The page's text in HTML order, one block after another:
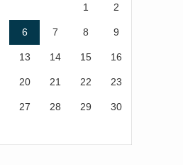
1 2
6 7 8 9
13 14 15 16
20 21 22 23
27 28 29 30